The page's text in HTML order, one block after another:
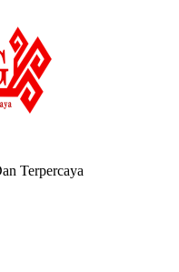
Terpercaya